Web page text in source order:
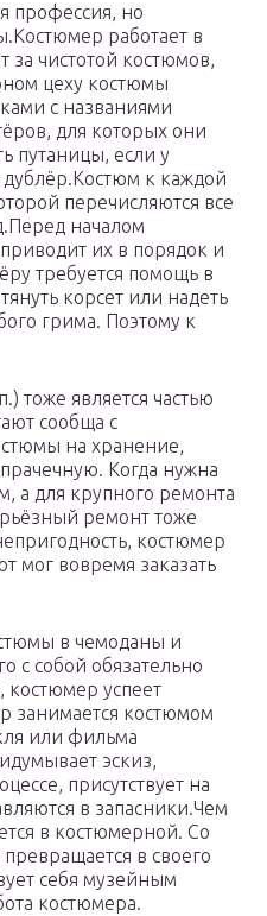
профессия, но
работает в
за чистотой костюмов,
цеху костюмы
с названиями
для которых они
путаницы, если у
дублёр.Костюм к каждой
перечисляются все
началом
их в порядок и
требуется помощь в
корсет или надеть
грима. Поэтому к
тоже является частью
сообща с
на хранение,
Когда нужна
а для крупного ремонта
ремонт тоже
костюмер
мог вовремя заказать
в чемоданы и
с собой обязательно
костюмер успеет
занимается костюмом
или фильма
эскиз,
присутствует на
в запасники.Чем
в костюмерной. Со
в своего
себя музейным
костюмера.